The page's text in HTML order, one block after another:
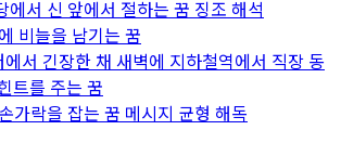
에서 신 앞에서 절하는 꿈 징조 해석
비늘을 남기는 꿈
서 긴장한 채 새벽에 지하철역에서 직장 동
트를 주는 꿈
가락을 잡는 꿈 메시지 균형 해독